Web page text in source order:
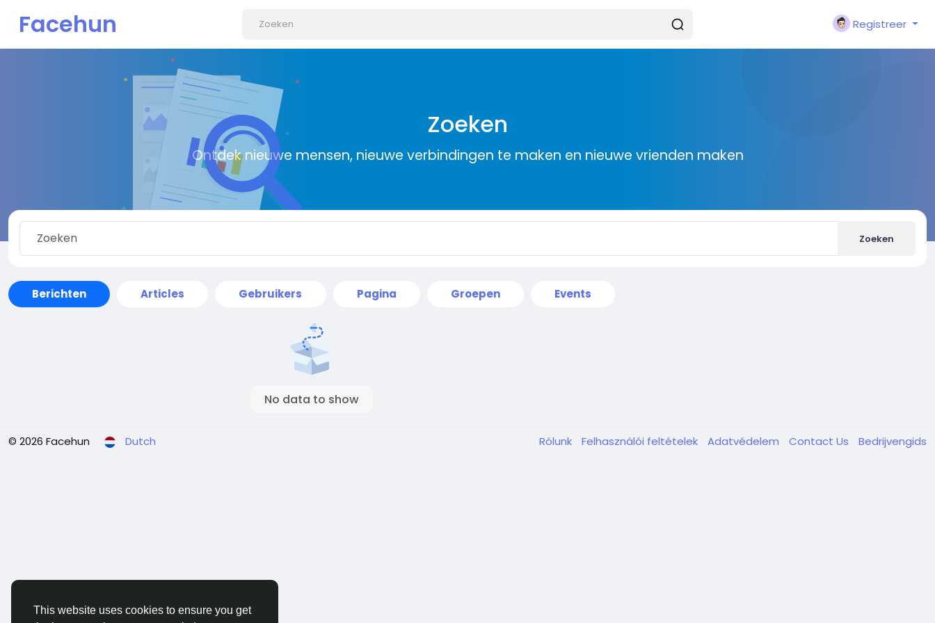
This website uses cookies to ensure you get
Facehun Registreer
Zoeken
Ontdek nieuwe mensen, nieuwe verbindingen te maken en nieuwe vrienden maken
Zoeken
Berichten Articles Gebruikers Pagina Groepen Events
No data to show
© 2026 Facehun Dutch Rólunk Felhasználói feltételek Adatvédelem Contact Us Bedrijvengids